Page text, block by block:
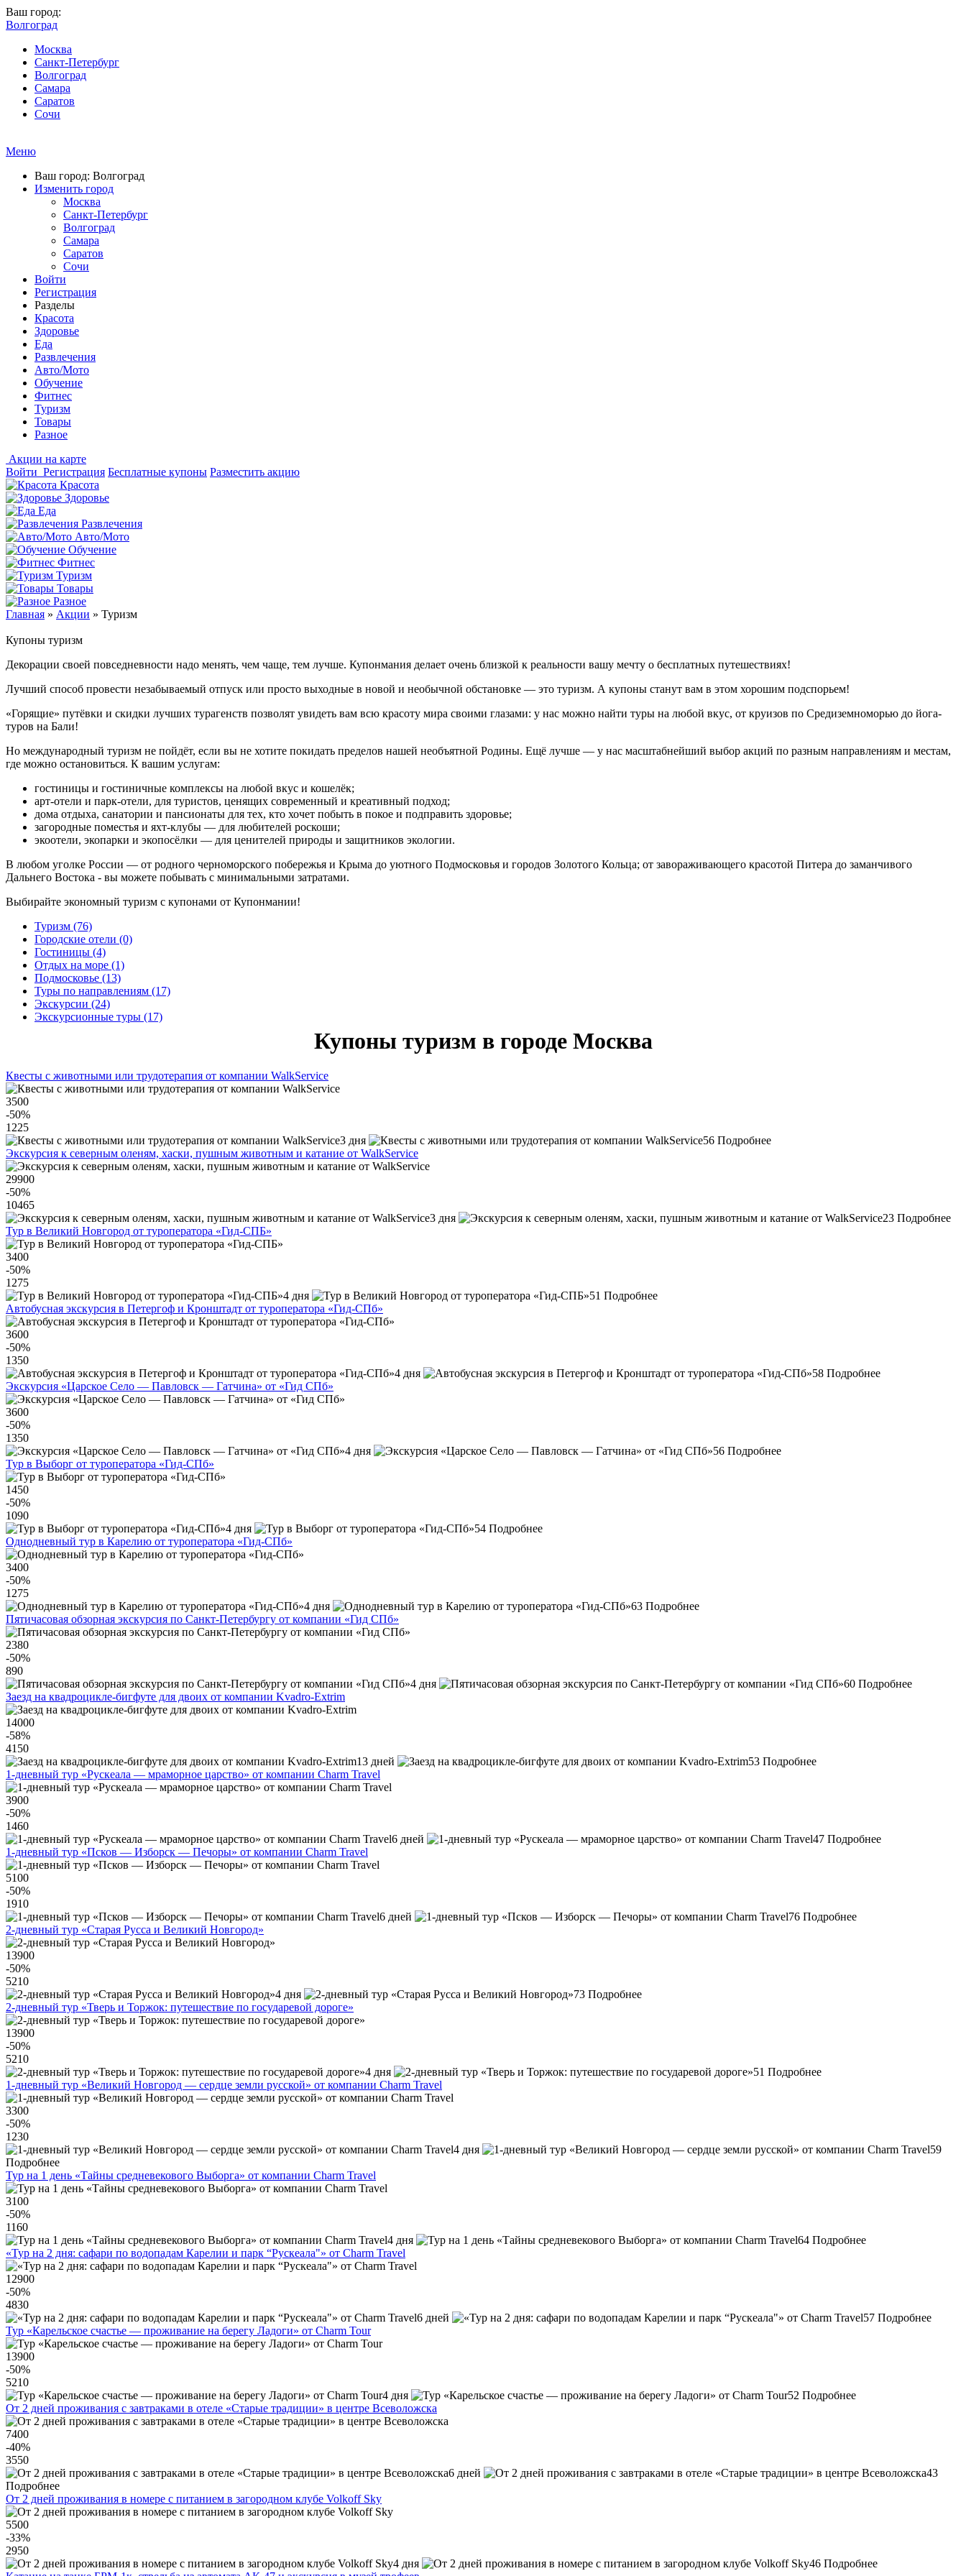
Ваш город:
Волгоград
Москва
Санкт-Петербург
Волгоград
Самара
Саратов
Сочи
Меню
Ваш город: Волгоград
Изменить город
Москва
Санкт-Петербург
Волгоград
Самара
Саратов
Сочи
Войти
Регистрация
Разделы
Красота
Здоровье
Еда
Развлечения
Авто/Мото
Обучение
Фитнес
Туризм
Товары
Разное
Акции на карте
Войти Регистрация Бесплатные купоны Разместить акцию
Красота
Здоровье
Еда
Развлечения
Авто/Мото
Обучение
Фитнес
Туризм
Товары
Разное
Главная » Акции » Туризм
Купоны туризм
Декорации своей повседневности надо менять, чем чаще, тем лучше. Купонмания делает очень близкой к реальности вашу мечту о бесплатных путешествиях!
Лучший способ провести незабываемый отпуск или просто выходные в новой и необычной обстановке — это туризм. А купоны станут вам в этом хорошим подспорьем!
«Горящие» путёвки и скидки лучших турагенств позволят увидеть вам всю красоту мира своими глазами: у нас можно найти туры на любой вкус, от круизов по Средиземноморью до йога-
туров на Бали!
Но международный туризм не пойдёт, если вы не хотите покидать пределов нашей необъятной Родины. Ещё лучше — у нас масштабнейший выбор акций по разным направлениям и местам,
где можно остановиться. К вашим услугам:
гостиницы и гостиничные комплексы на любой вкус и кошелёк;
арт-отели и парк-отели, для туристов, ценящих современный и креативный подход;
дома отдыха, санатории и пансионаты для тех, кто хочет побыть в покое и подправить здоровье;
загородные поместья и яхт-клубы — для любителей роскоши;
экоотели, экопарки и экопосёлки — для ценителей природы и защитников экологии.
В любом уголке России — от родного черноморского побережья и Крыма до уютного Подмосковья и городов Золотого Кольца; от завораживающего красотой Питера до заманчивого
Дальнего Востока - вы можете побывать с минимальными затратами.
Выбирайте экономный туризм с купонами от Купонмании!
Туризм (76)
Городские отели (0)
Гостиницы (4)
Отдых на море (1)
Подмосковье (13)
Туры по направлениям (17)
Экскурсии (24)
Экскурсионные туры (17)
Купоны туризм в городе Москва
Квесты с животными или трудотерапия от компании WalkService
3500
-50%
1225
3 дня
56 Подробнее
Экскурсия к северным оленям, хаски, пушным животным и катание от WalkService
29900
-50%
10465
3 дня
23 Подробнее
Тур в Великий Новгород от туроператора «Гид-СПБ»
3400
-50%
1275
4 дня
51 Подробнее
Автобусная экскурсия в Петергоф и Кронштадт от туроператора «Гид-СПб»
3600
-50%
1350
4 дня
58 Подробнее
Экскурсия «Царское Село — Павловск — Гатчина» от «Гид СПб»
3600
-50%
1350
4 дня
56 Подробнее
Тур в Выборг от туроператора «Гид-СПб»
1450
-50%
1090
4 дня
54 Подробнее
Однодневный тур в Карелию от туроператора «Гид-СПб»
3400
-50%
1275
4 дня
63 Подробнее
Пятичасовая обзорная экскурсия по Санкт-Петербургу от компании «Гид СПб»
2380
-50%
890
4 дня
60 Подробнее
Заезд на квадроцикле-бигфуте для двоих от компании Kvadro-Extrim
14000
-58%
4150
13 дней
53 Подробнее
1-дневный тур «Рускеала — мраморное царство» от компании Charm Travel
3900
-50%
1460
6 дней
47 Подробнее
1-дневный тур «Псков — Изборск — Печоры» от компании Charm Travel
5100
-50%
1910
6 дней
76 Подробнее
2-дневный тур «Старая Русса и Великий Новгород»
13900
-50%
5210
4 дня
73 Подробнее
2-дневный тур «Тверь и Торжок: путешествие по государевой дороге»
13900
-50%
5210
4 дня
51 Подробнее
1-дневный тур «Великий Новгород — сердце земли русской» от компании Charm Travel
3300
-50%
1230
4 дня
59
Подробнее
Тур на 1 день «Тайны средневекового Выборга» от компании Charm Travel
3100
-50%
1160
4 дня
64 Подробнее
«Тур на 2 дня: сафари по водопадам Карелии и парк “Рускеала"» от Charm Travel
12900
-50%
4830
6 дней
57 Подробнее
Тур «Карельское счастье — проживание на берегу Ладоги» от Charm Tour
13900
-50%
5210
4 дня
52 Подробнее
От 2 дней проживания с завтраками в отеле «Старые традиции» в центре Всеволожска
7400
-40%
3550
6 дней
43
Подробнее
От 2 дней проживания в номере с питанием в загородном клубе Volkoff Sky
5500
-33%
2950
4 дня
46 Подробнее